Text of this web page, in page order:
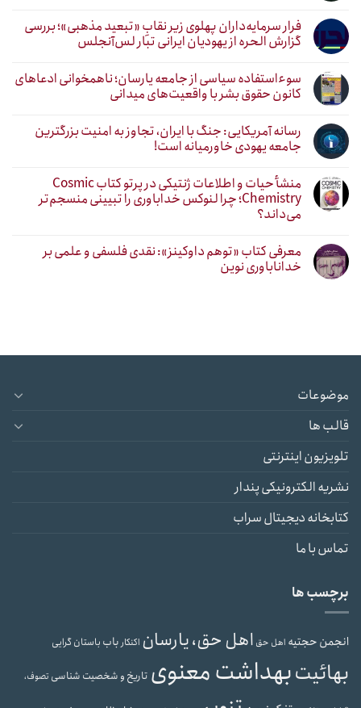
فرار سرمایه‌داران پهلوی زیر نقابِ «تبعید مذهبی»؛ بررسی
گزارش الحره از یهودیان ایرانی تبار لس‌آنجلس
سوءاستفاده سیاسی از جامعه یارسان؛ ناهمخوانی ادعاهای
کانون حقوق بشر با واقعیت‌های میدانی
رسانه آمریکایی: جنگ با ایران، تجاوز به امنیت بزرگترین
جامعه یهودی خاورمیانه است!
منشأ حیات و اطلاعات ژنتیکی در پرتو کتاب Cosmic
Chemistry؛ چرا لنوکس خداباوری را تبیینی منسجم‌تر
می‌داند؟
معرفی کتاب «توهم داوکینز»: نقدی فلسفی و علمی بر
خداناباوری نوین
موضوعات
قالب ها
تلویزیون اینترنتی
نشریه الکترونیکی پندار
کتابخانه دیجیتال سراب
تماس با ما
برچسب ها
انجمن حجتیه اهل حق اهل حق، یارسان اکنکارباب باستان گرایی
بهائیتبهداشت معنوی تاریخ و شخصیت شناسی تصوف،